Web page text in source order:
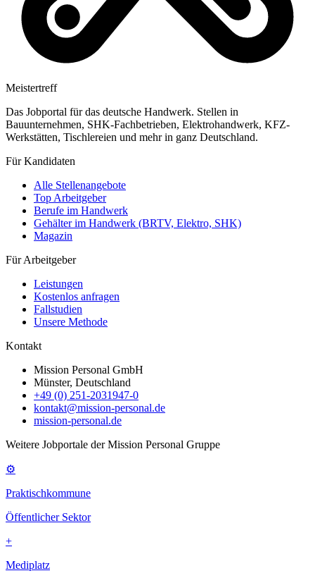
Meistertreff
Das Jobportal für das deutsche Handwerk. Stellen in
Bauunternehmen, SHK-Fachbetrieben, Elektrohandwerk, KFZ-
Werkstätten, Tischlereien und mehr in ganz Deutschland.
Für Kandidaten
Alle Stellenangebote
Top Arbeitgeber
Berufe im Handwerk
Gehälter im Handwerk (BRTV, Elektro, SHK)
Magazin
Für Arbeitgeber
Leistungen
Kostenlos anfragen
Fallstudien
Unsere Methode
Kontakt
Mission Personal GmbH
Münster, Deutschland
+49 (0) 251-2031947-0
kontakt@mission-personal.de
mission-personal.de
Weitere Jobportale der Mission Personal Gruppe
⚙
Praktischkommune
Öffentlicher Sektor
+
Mediplatz